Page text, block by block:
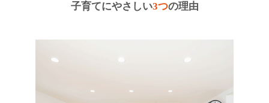
子育てにやさしい3つの理由